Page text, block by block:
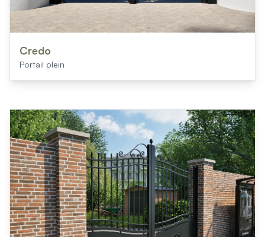
Credo
Portail plein